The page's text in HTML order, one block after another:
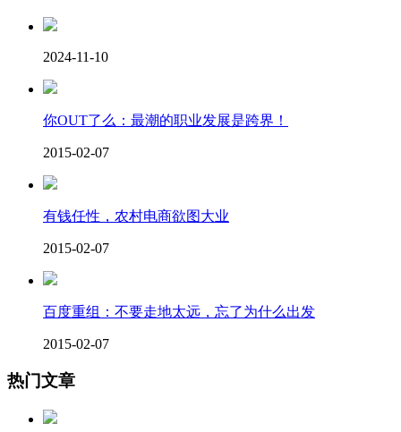
2024-11-10
你OUT了么：最潮的职业发展是跨界！
2015-02-07
有钱任性，农村电商欲图大业
2015-02-07
百度重组：不要走地太远，忘了为什么出发
2015-02-07
热门文章